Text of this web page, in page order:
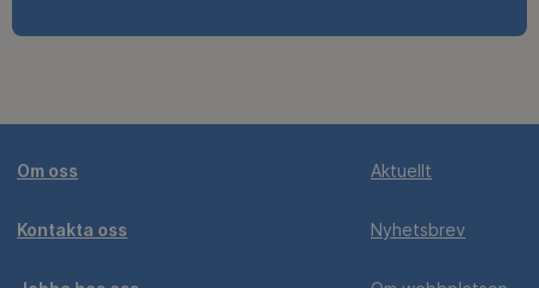
Om oss
Kontakta oss
Aktuellt
Nyhetsbrev